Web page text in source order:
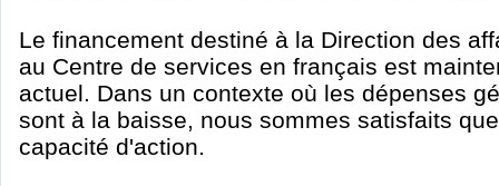
Le financement destiné à la Direction des
au Centre de services en français est
actuel. Dans un contexte où les dépenses
sont à la baisse, nous sommes satisfaits
capacité d'action.